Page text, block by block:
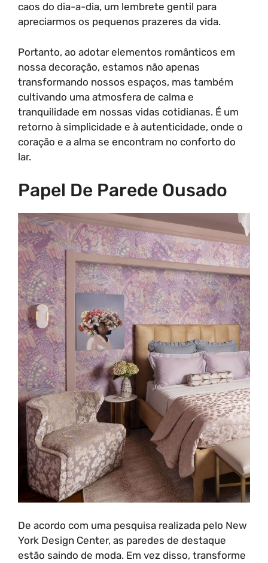
caos do dia-a-dia, um lembrete gentil para
apreciarmos os pequenos prazeres da vida.
Portanto, ao adotar elementos românticos em
nossa decoração, estamos não apenas
transformando nossos espaços, mas também
cultivando uma atmosfera de calma e
tranquilidade em nossas vidas cotidianas. É um
retorno à simplicidade e à autenticidade, onde o
coração e a alma se encontram no conforto do
lar.
Papel De Parede Ousado
De acordo com uma pesquisa realizada pelo New
York Design Center, as paredes de destaque
estão saindo de moda. Em vez disso, transforme